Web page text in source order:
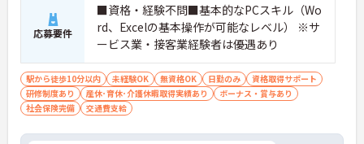
応募要件
■資格・経験不問■基本的なPCスキル（Wo
rd、Excelの基本操作が可能なレベル） ※サ
ービス業・接客業経験者は優遇あり
駅から徒歩10分以内 未経験OK 無資格OK 日勤のみ
資格取得サポート
研修制度あり
産休･育休･介護休暇取得実績あり
ボーナス・賞与あり
社会保険完備
交通費支給